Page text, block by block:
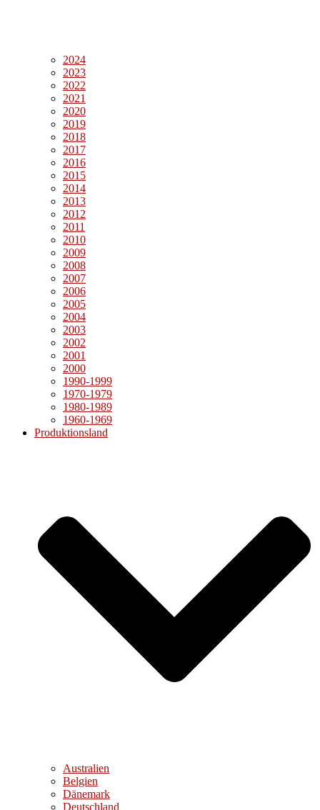
2024
2023
2022
2021
2020
2019
2018
2017
2016
2015
2014
2013
2012
2011
2010
2009
2008
2007
2006
2005
2004
2003
2002
2001
2000
1990-1999
1970-1979
1980-1989
1960-1969
Produktionsland
Australien
Belgien
Dänemark
Deutschland